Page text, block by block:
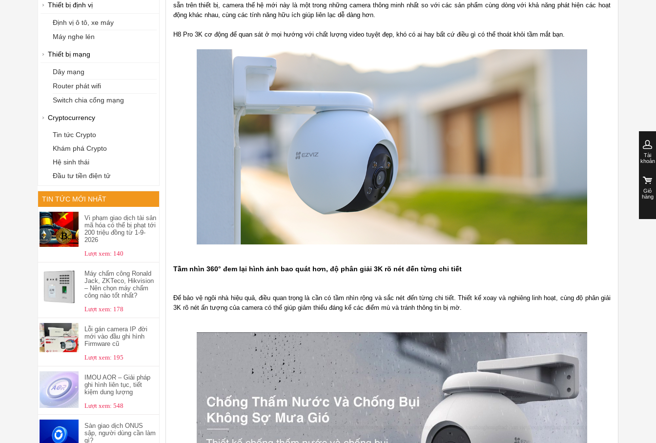
Thiết bị định vị
Định vị ô tô, xe máy
Máy nghe lén
Thiết bị mạng
Dây mạng
Router phát wifi
Switch chia cổng mạng
Cryptocurrency
Tin tức Crypto
Khám phá Crypto
Hệ sinh thái
Đầu tư tiền điện tử
TIN TỨC MỚI NHẤT
Vi phạm giao dịch tài sản
mã hóa có thể bị phạt tới
200 triệu đồng từ 1-9-
2026
Lượt xem: 140
Máy chấm công Ronald
Jack, ZKTeco, Hikvision
– Nên chọn máy chấm
công nào tốt nhất?
Lượt xem: 178
Lỗi gán camera IP đời
mới vào đầu ghi hình
Firmware cũ
Lượt xem: 195
IMOU AOR – Giải pháp
ghi hình liên tục, tiết
kiệm dung lượng
Lượt xem: 548
Sàn giao dịch ONUS
sập, người dùng cần làm
gì?
sẵn trên thiết bị, camera thế hệ mới này là một trong những camera thông minh nhất so với các sản phẩm cùng dòng với khả năng phát hiện các hoạt
động khác nhau, cùng các tính năng hữu ích giúp liên lạc dễ dàng hơn.
H8 Pro 3K cơ động để quan sát ở mọi hướng với chất lượng video tuyệt đẹp, khó có ai hay bất cứ điều gì có thể thoát khỏi tầm mắt bạn.
Tầm nhìn 360° đem lại hình ảnh bao quát hơn, độ phân giải 3K rõ nét đến từng chi tiết
Để bảo vệ ngôi nhà hiệu quả, điều quan trọng là cần có tầm nhìn rộng và sắc nét đến từng chi tiết. Thiết kế xoay và nghiêng linh hoạt, cùng độ phân giải
3K rõ nét ấn tượng của camera có thể giúp giảm thiểu đáng kể các điểm mù và tránh thông tin bị mờ.
Tài
khoản
Giỏ
hàng